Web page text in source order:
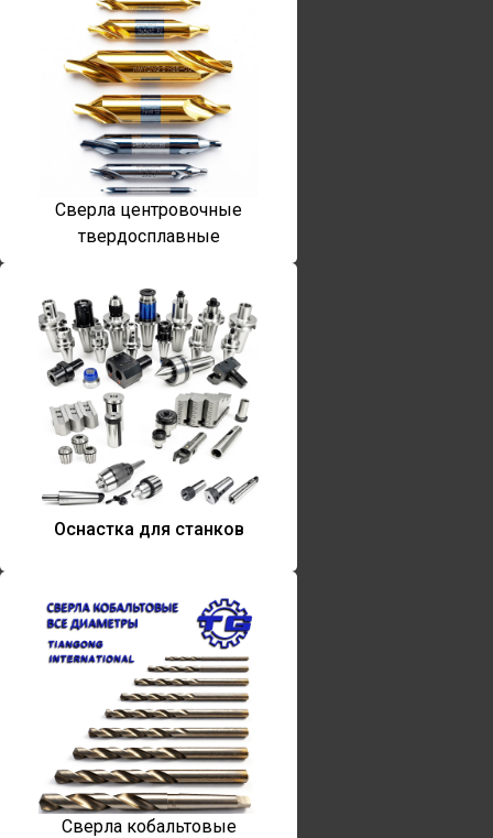
Сверла центровочные
твердосплавные
Оснастка для станков
Сверла кобальтовые